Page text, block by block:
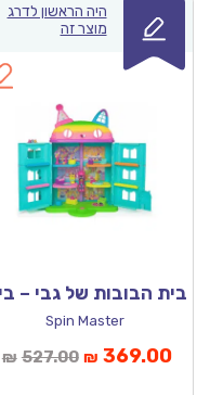
היה הראשון לדרג
מוצר זה
Spin Master
₪ 527.00המחיר
₪ 369.00